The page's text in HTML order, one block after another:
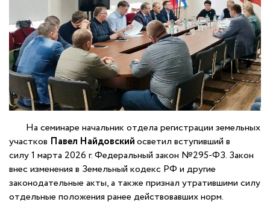
На семинаре начальник отдела регистрации земельных
участков Павел Найдовскийосветил вступивший в
силу 1 марта 2026 г. Федеральный закон №295-ФЗ. Закон
внес изменения в Земельный кодекс РФ и другие
законодательные акты, а также признал утратившими силу
отдельные положения ранее действовавших норм.